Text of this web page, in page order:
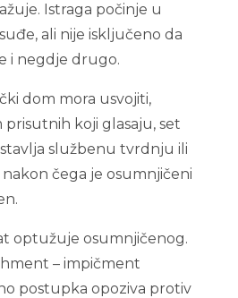
Istraga počinje u
ali nije isključeno da
i negdje drugo.
dom mora usvojiti,
koji glasaju, set
službenu tvrdnju ili
čega je osumnjičeni
optužuje osumnjičenog.
– impičment
postupka opoziva protiv